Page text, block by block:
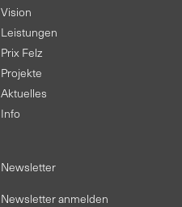
Vision
Leistungen
Prix Felz
Projekte
Aktuelles
Info
Newsletter
Newsletter anmelden